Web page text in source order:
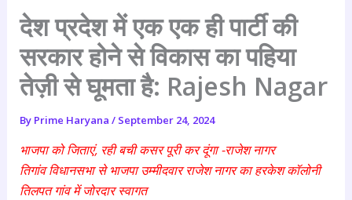
देश प्रदेश में एक एक ही पार्टी की
सरकार होने से विकास का पहिया
तेज़ी से घूमता है: Rajesh Nagar
By Prime Haryana / September 24, 2024
भाजपा को जिताएं, रही बची कसर पूरी कर दूंगा -राजेश नागर
तिगांव विधानसभा से भाजपा उम्मीदवार राजेश नागर का हरकेश कॉलोनी
तिलपत गांव में जोरदार स्वागत